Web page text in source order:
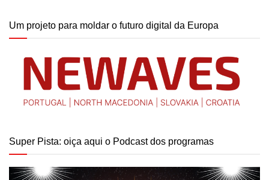
Um projeto para moldar o futuro digital da Europa
Super Pista: oiça aqui o Podcast dos programas